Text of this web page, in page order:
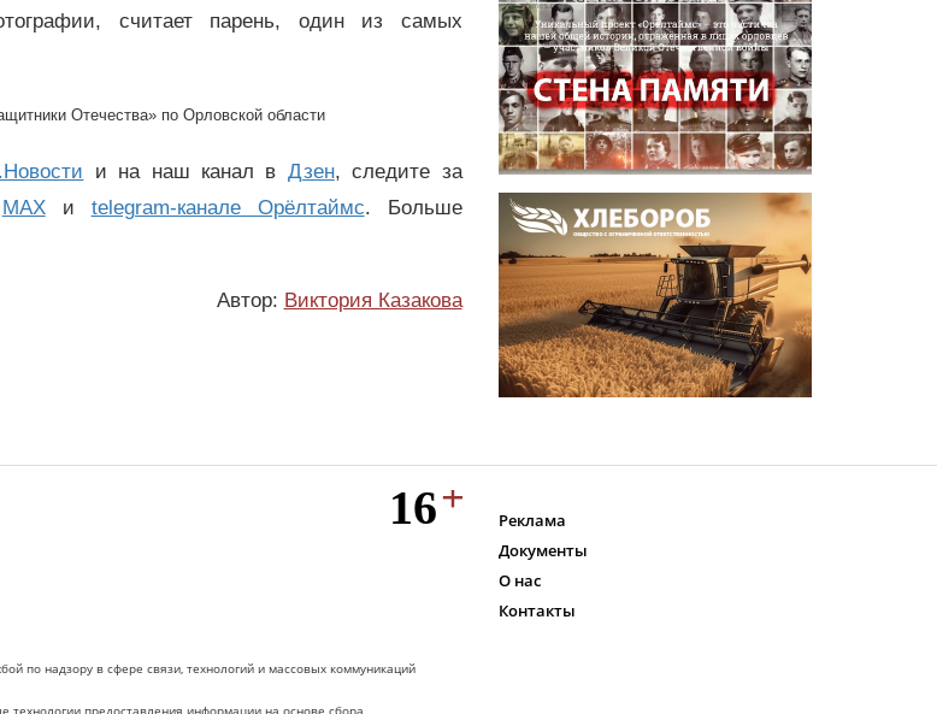
считает парень, один из самых
Отечества» по Орловской области
и на наш канал в Дзен, следите за
MAXи telegram-канале Орёлтаймс. Больше
Автор: Виктория Казакова
по надзору в сфере связи, технологий и массовых коммуникаций
Реклама
Документы
О нас
Контакты